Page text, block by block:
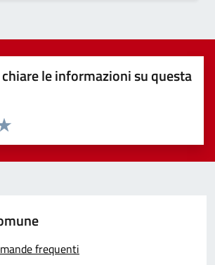
le informazioni su questa
5 stelle su 5
4 stelle su 5
su 5
su 5
5
frequenti